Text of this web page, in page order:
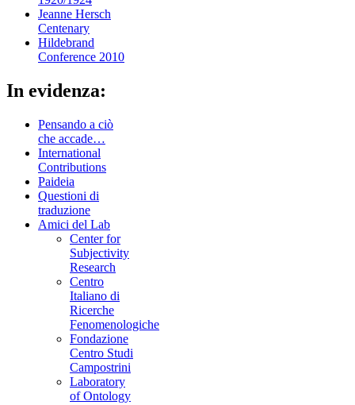
Jeanne Hersch
Centenary
Hildebrand
Conference 2010
In evidenza:
Pensando a ciò
che accade…
International
Contributions
Paideia
Questioni di
traduzione
Amici del Lab
Center for
Subjectivity
Research
Centro
Italiano di
Ricerche
Fenomenologiche
Fondazione
Centro Studi
Campostrini
Laboratory
of Ontology